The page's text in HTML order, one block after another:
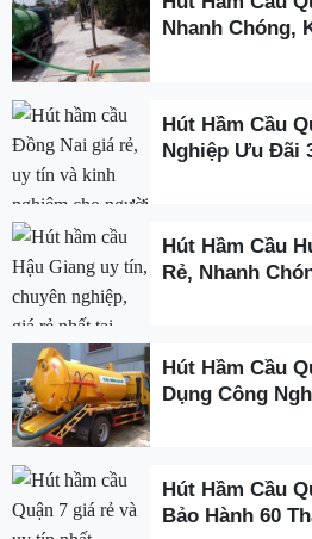
Nhanh Chóng,
Hút Hầm Cầu
Nghiệp Ưu Đãi
Hút Hầm Cầu
Rẻ, Nhanh
Hút Hầm Cầu
Dụng Công
Hút Hầm Cầu
Bảo Hành 60